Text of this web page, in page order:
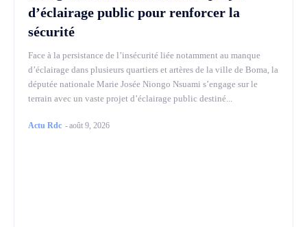
d’éclairage public pour renforcer la
sécurité
Face à la persistance de l’insécurité liée notamment au manque
d’éclairage dans plusieurs quartiers et artères de la ville de Boma, la
députée nationale Marie Josée Niongo Nsuami s’engage sur le
terrain avec un vaste projet d’éclairage public destiné...
Actu Rdc -août 9, 2026